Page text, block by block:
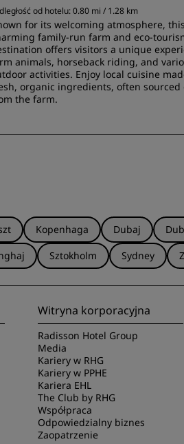
od hotelu: 0.80 mi / 1.28 km
for its welcoming atmosphere, this
family-run farm and eco-
offers visitors a unique
animals, horseback riding, and
activities. Enjoy local cuisine
organic ingredients, often sourced
the farm.
Kopenhaga Dubaj
Sztokholm Sydney
Witryna korporacyjna
Radisson Hotel Group
Media
Kariery w RHG
Kariery w PPHE
Kariera EHL
The Club by RHG
Współpraca
Odpowiedzialny biznes
Zaopatrzenie